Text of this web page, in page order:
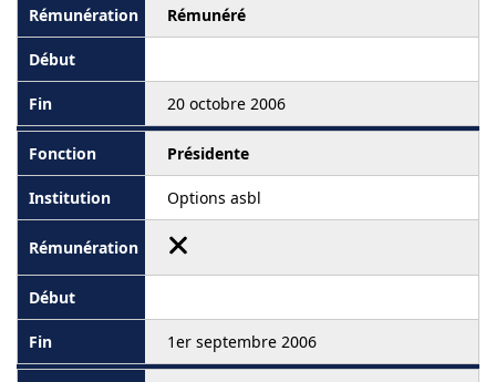
Rémunéré
20 octobre 2006
Présidente
Options asbl
1er septembre 2006